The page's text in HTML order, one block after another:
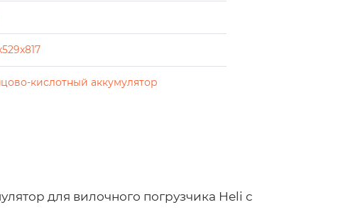
кислотный аккумулятор
для вилочного погрузчика Heli с